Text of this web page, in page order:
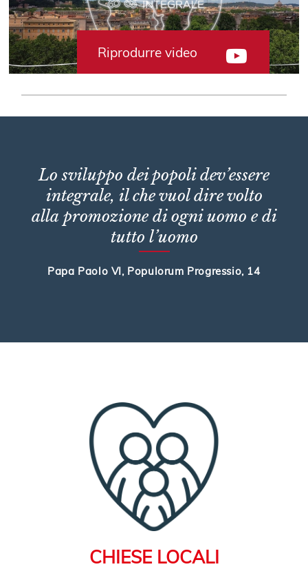
Riprodurre video
Lo sviluppo dei popoli dev’essere
integrale, il che vuol dire volto
alla promozione di ogni uomo e di
tutto l’uomo
Papa Paolo VI, Populorum Progressio, 14
CHIESE LOCALI